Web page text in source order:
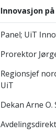
Innovasjon
Panel; UiT
Prorektor
Regionsjef
UiT
Dekan Arne